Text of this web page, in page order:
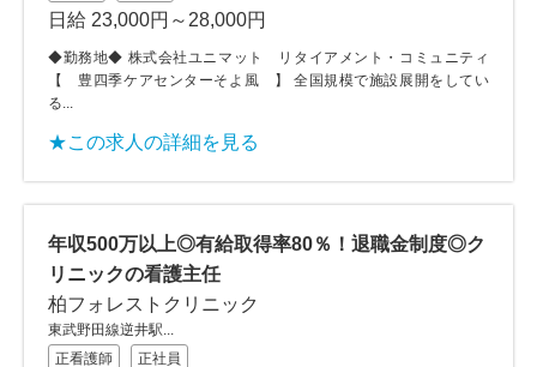
日給 23,000円～28,000円
◆勤務地◆ 株式会社ユニマット リタイアメント・コミュニティ
【 豊四季ケアセンターそよ風 】 全国規模で施設展開をしてい
る...
★この求人の詳細を見る
年収500万以上◎有給取得率80％！退職金制度◎ク
リニックの看護主任
柏フォレストクリニック
東武野田線逆井駅...
正看護師
正社員